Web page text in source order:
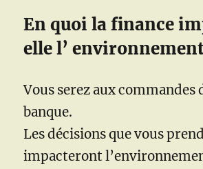
En quoi la finance
elle l’
Vous serez aux commandes
banque.
Les décisions que vous
impacteront